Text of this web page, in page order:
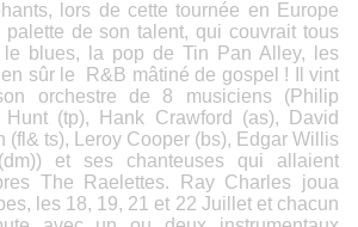
lors de cette tournée en Europe
de son talent, qui couvrait tous
le blues, la pop de Tin Pan Alley, les
sûr le R&B mâtiné de gospel ! Il vint
orchestre de 8 musiciens (Philip
(tp), Hank Crawford (as), David
(fl& ts), Leroy Cooper (bs), Edgar Willis
et ses chanteuses qui allaient
The Raelettes. Ray Charles joua
les 18, 19, 21 et 22 Juillet et chacun